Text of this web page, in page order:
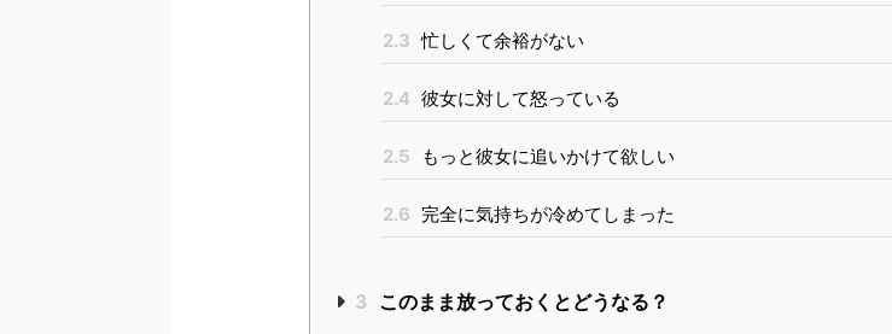
2.3 忙しくて余裕がない
2.4 彼女に対して怒っている
2.5 もっと彼女に追いかけて欲しい
2.6 完全に気持ちが冷めてしまった
3 このまま放っておくとどうなる？